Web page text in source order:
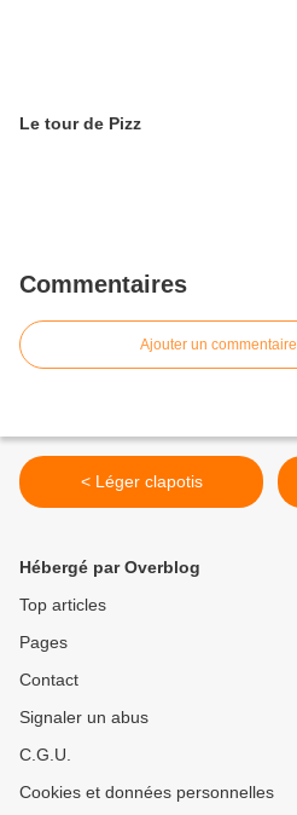
Le tour de Pizz
Commentaires
Ajouter un commentaire
< Léger clapotis
Hébergé par Overblog
Top articles
Pages
Contact
Signaler un abus
C.G.U.
Cookies et données personnelles